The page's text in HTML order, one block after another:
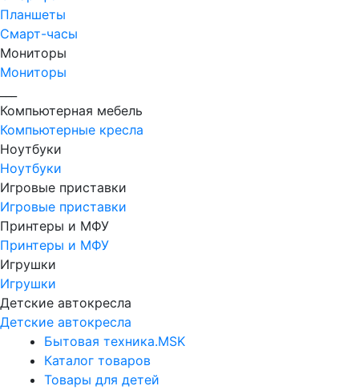
Планшеты
Смарт-часы
Мониторы
Мониторы
Компьютерная мебель
Компьютерные кресла
Ноутбуки
Ноутбуки
Игровые приставки
Игровые приставки
Принтеры и МФУ
Принтеры и МФУ
Игрушки
Игрушки
Детские автокресла
Детские автокресла
Бытовая техника.MSK
Каталог товаров
Товары для детей